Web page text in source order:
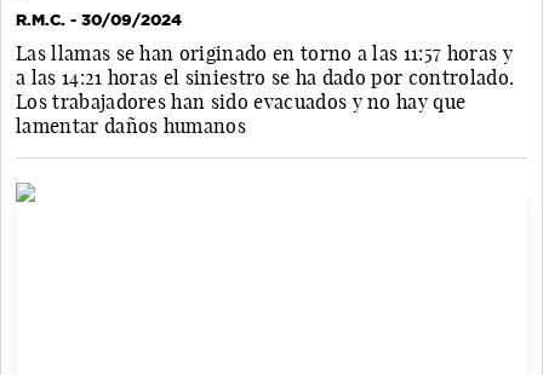
R.M.C. - 30/09/2024
Las llamas se han originado en torno a las 11:57 horas y
a las 14:21 horas el siniestro se ha dado por controlado.
Los trabajadores han sido evacuados y no hay que
lamentar daños humanos